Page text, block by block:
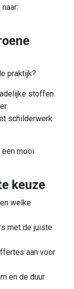
praktijk?
stoffen.
schilderwerk
een mooi
keuze
welke
met de juiste
aan voor
en de duur